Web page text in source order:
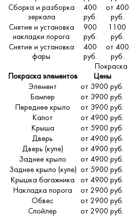
Сборка и разборка
зеркала
400
руб.
от 400
руб.
Снятие и установка
накладки порога
900
руб.
1100
руб.
Снятие и установка
фары
400
руб.
от 400
руб.
Покраска
Покраска элементов
Цены
Элемент
от 3900 руб.
Бампер
от 3900 руб.
Переднее крыло
от 3900 руб.
Капот
от 4900 руб.
Крыша
от 5900 руб.
Дверь
от 4900 руб.
Дверь (купе)
от 4900 руб.
Заднее крыло
от 4900 руб.
Заднее крыло (купе) от 5900 руб.
Крышка багажника
от 4900 руб.
Накладка порога
от 2900 руб.
Обвес
от 2900 руб.
Спойлер
от 2900 руб.